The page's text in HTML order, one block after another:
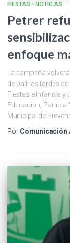
FIESTAS - NOTICIAS
Petrer
enfoque
La campaña
de Dalt las tardes
Fiestas e Infancia y
Educación, Patricia
Municipal de
Por Comunicación